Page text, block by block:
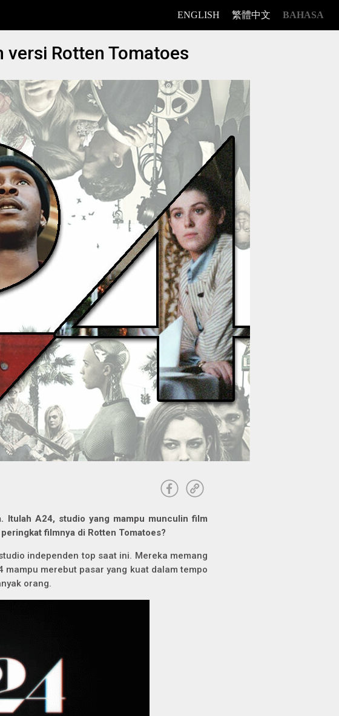
ENGLISH 繁體中文 BAHASA
versi Rotten Tomatoes
Itulah A24, studio yang mampu munculin film
filmnya di Rotten Tomatoes?
independen top saat ini. Mereka memang
mampu merebut pasar yang kuat dalam tempo
orang.